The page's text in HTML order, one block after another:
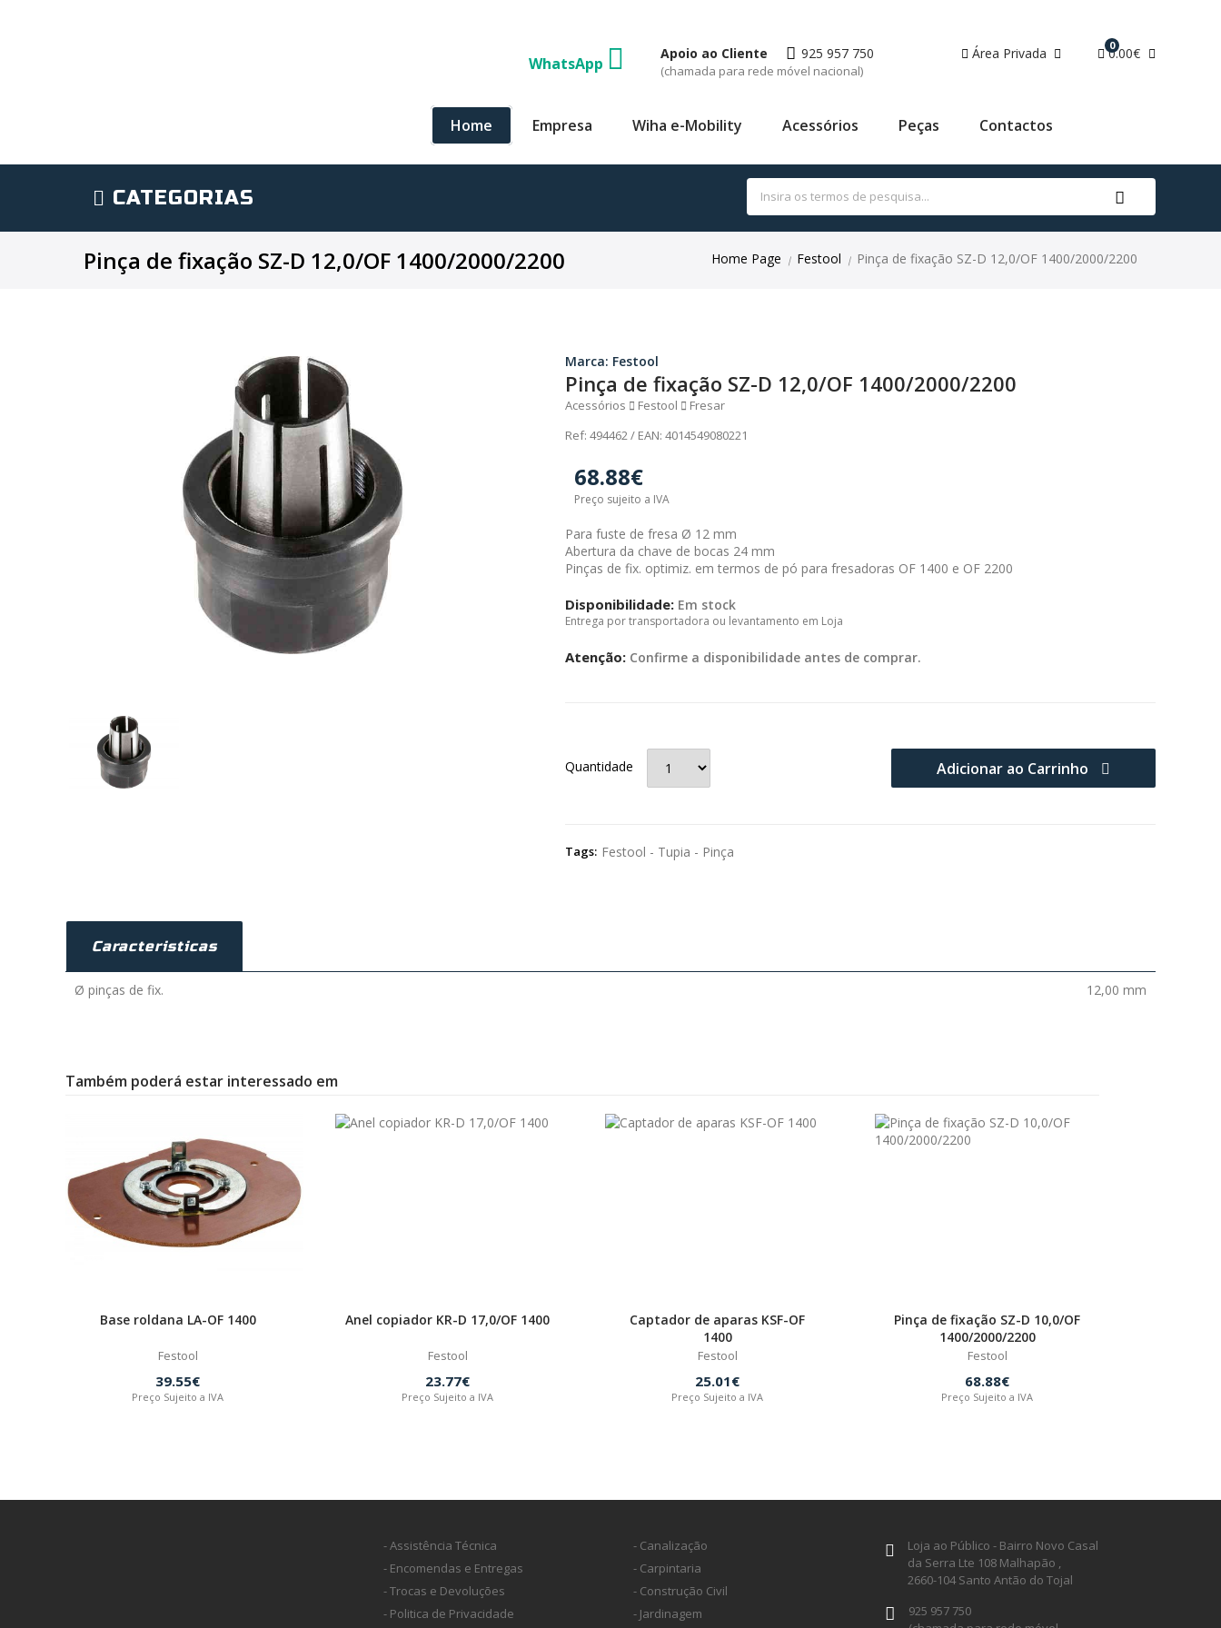
WhatsApp
Apoio ao Cliente 925 957 750
(chamada para rede móvel nacional)
Área Privada 0
0.00€
Home Empresa Wiha e-Mobility Acessórios Peças Contactos
CATEGORIAS
Home Page | Festool | Pinça de fixação SZ-D 12,0/OF 1400/2000/2200
Pinça de fixação SZ-D 12,0/OF 1400/2000/2200
Marca: Festool
Pinça de fixação SZ-D 12,0/OF 1400/2000/2200
Acessórios Festool
Fresar
Ref: 494462 / EAN: 4014549080221
68.88€
Preço sujeito a IVA
Para fuste de fresa Ø 12 mm
Abertura da chave de bocas 24 mm
Pinças de fix. optimiz. em termos de pó para fresadoras OF 1400 e OF 2200
Disponibilidade: Em stock
Entrega por transportadora ou levantamento em Loja
Atenção: Confirme a disponibilidade antes de comprar.
Quantidade Adicionar ao Carrinho
Tags: Festool - Tupia - Pinça
Caracteristicas
Ø pinças de fix. 12,00 mm
Também poderá estar interessado em
Base roldana LA-OF 1400
Festool
39.55€
Preço Sujeito a IVA
Anel copiador KR-D 17,0/OF 1400
Festool
23.77€
Preço Sujeito a IVA
Captador de aparas KSF-OF
1400
Festool
25.01€
Preço Sujeito a IVA
Pinça de fixação SZ-D 10,0/OF
1400/2000/2200
Festool
68.88€
Preço Sujeito a IVA
- Assistência Técnica
- Encomendas e Entregas
- Trocas e Devoluções
- Politica de Privacidade
- Canalização
- Carpintaria
- Construção Civil
- Jardinagem
Loja ao Público - Bairro Novo Casal
da Serra Lte 108 Malhapão ,
2660-104 Santo Antão do Tojal
925 957 750